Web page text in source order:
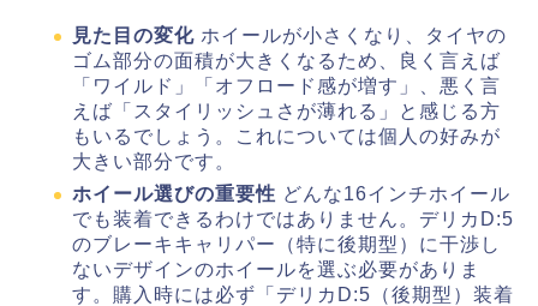
見た目の変化 ホイールが小さくなり、タイヤの
ゴム部分の面積が大きくなるため、良く言えば
「ワイルド」「オフロード感が増す」、悪く言
えば「スタイリッシュさが薄れる」と感じる方
もいるでしょう。これについては個人の好みが
大きい部分です。
ホイール選びの重要性 どんな16インチホイール
でも装着できるわけではありません。デリカD:5
のブレーキキャリパー（特に後期型）に干渉し
ないデザインのホイールを選ぶ必要がありま
す。購入時には必ず「デリカD:5（後期型）装着